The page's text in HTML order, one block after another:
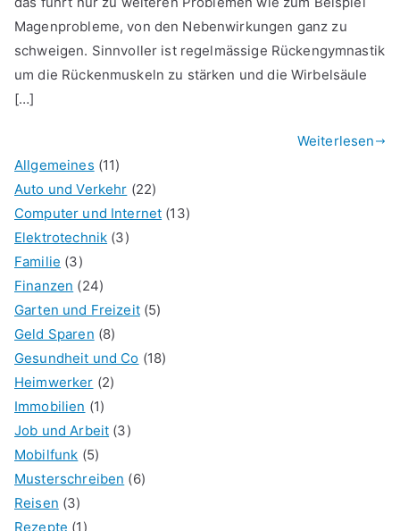
Magenprobleme, von den Nebenwirkungen ganz zu
schweigen. Sinnvoller ist regelmässige Rückengymnastik
um die Rückenmuskeln zu stärken und die Wirbelsäule
[…]
Weiterlesen
Allgemeines (11)
Auto und Verkehr (22)
Computer und Internet (13)
Elektrotechnik (3)
Familie (3)
Finanzen (24)
Garten und Freizeit(5)
Geld Sparen (8)
Gesundheit und Co (18)
Heimwerker (2)
Immobilien (1)
Job und Arbeit (3)
Mobilfunk (5)
Musterschreiben (6)
Reisen (3)
Rezepte (1)